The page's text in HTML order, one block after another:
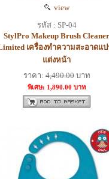
view
รหัส : SP-04
StylPro Makeup Brush Cleaner
เครื่องทำความสะอาดแป
แต่งหน้า
ราคา:4,490.00บาท
พิเศษ: 1,890.00 บาท